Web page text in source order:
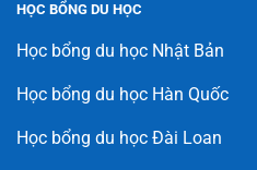
HỌC BỔNG DU HỌC
Học bổng du học Nhật Bản
Học bổng du học Hàn Quốc
Học bổng du học Đài Loan